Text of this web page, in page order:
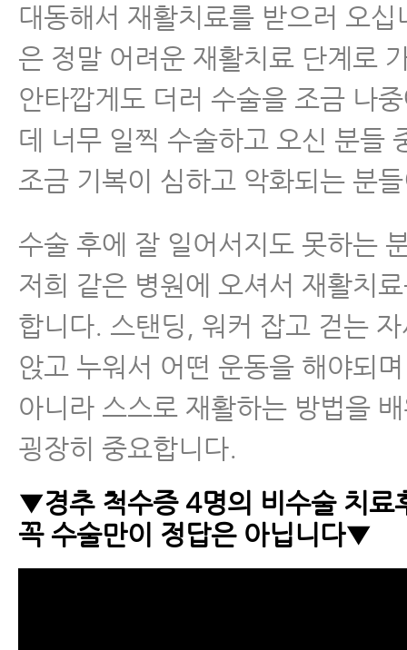
대동해서 재활치료를 받으러 오십
은 정말 어려운 재활치료 단계로
안타깝게도 더러 수술을 조금 나
데 너무 일찍 수술하고 오신 분들
조금 기복이 심하고 악화되는 분
수술 후에 잘 일어서지도 못하는
저희 같은 병원에 오셔서 재활치
합니다. 스탠딩, 워커 잡고 걷는
앉고 누워서 어떤 운동을 해야되
아니라 스스로 재활하는 방법을
굉장히 중요합니다.
▼경추 척수증 4명의 비수술 치료
꼭 수술만이 정답은 아닙니다▼